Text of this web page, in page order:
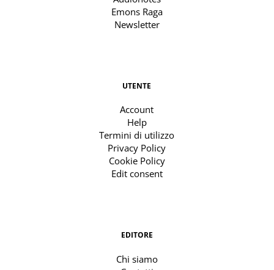
Emons Raga
Newsletter
UTENTE
Account
Help
Termini di utilizzo
Privacy Policy
Cookie Policy
Edit consent
EDITORE
Chi siamo